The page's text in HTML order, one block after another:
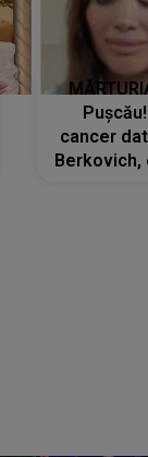
cancer